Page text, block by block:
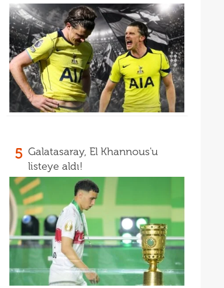
5 Galatasaray, El Khannous'u
listeye aldı!